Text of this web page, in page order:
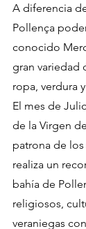
A diferencia
Pollença
conocido
gran variedad
ropa, verdura
El mes de
de la Virgen
patrona de
realiza un
bahía de
religiosos,
veraniegas